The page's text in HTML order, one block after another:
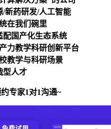
/新药研发/人工智能
在我们碗里
配国产化生态系统
力教学科研创新平台
教学与科研场景
型人才
专家1对1沟通~